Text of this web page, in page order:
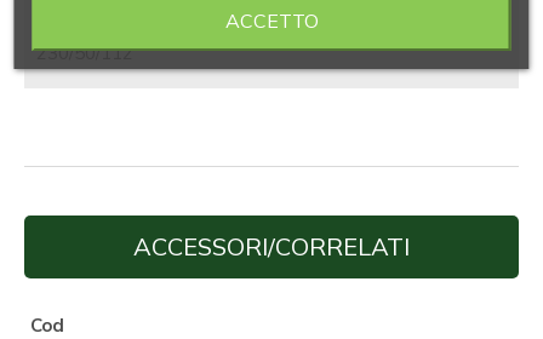
Alimentazione/Consumo (V/Hz/W)
230/50/112
ACCESSORI/CORRELATI
Cod
ACCETTO